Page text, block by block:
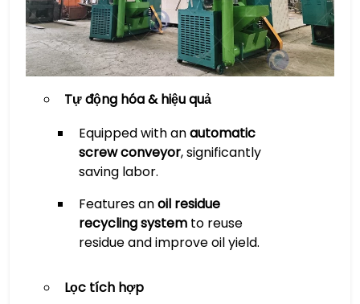
Tự động hóa & hiệu quả
​Equipped with an ​​automatic
screw conveyor​​, significantly
saving labor.
Features an ​​oil residue
recycling system​​ to reuse
residue and improve oil yield.
Lọc tích hợp